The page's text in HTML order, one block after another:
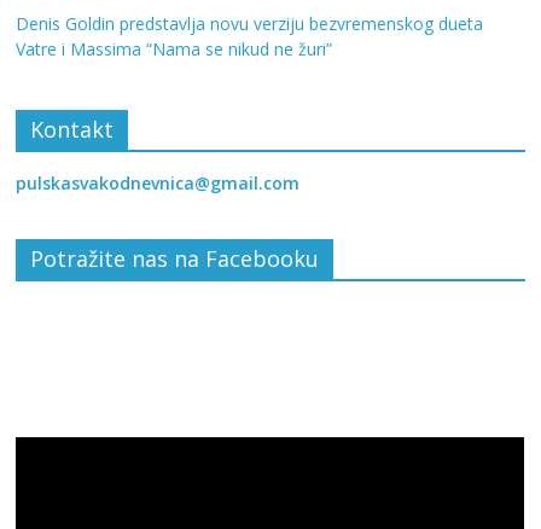
Denis Goldin predstavlja novu verziju bezvremenskog dueta
Vatre i Massima “Nama se nikud ne žuri”
Kontakt
pulskasvakodnevnica@gmail.com
Potražite nas na Facebooku